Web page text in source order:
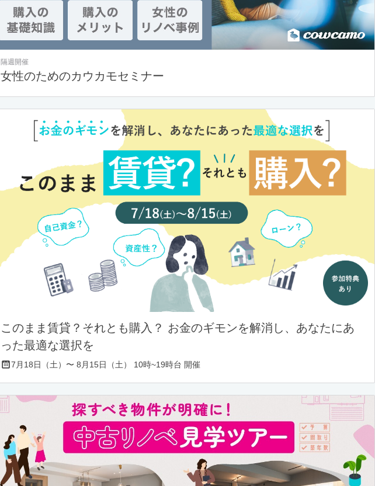
隔週開催
女性のためのカウカモセミナー
このまま賃貸？それとも購入？ お金のギモンを解消し、あなたにあ
った最適な選択を
7月18日（土）〜 8月15日（土） 10時~19時台 開催